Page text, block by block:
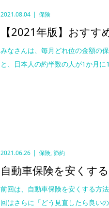
2021.08.04 保険
【2021年版】おすす
みなさんは、毎月どれ位の金額の
と、日本人の約半数の人が1か月
2021.06.26 保険,節約
自動車保険を安くす
前回は、自動車保険を安くする方
回はさらに「どう見直したら良い